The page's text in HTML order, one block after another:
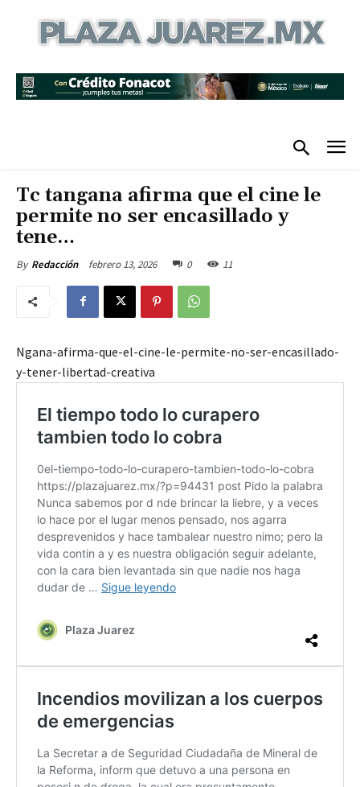
Tc tangana afirma que el cine le
permite no ser encasillado y
tene…
By Redacción febrero 13, 2026 0 11
Ngana-afirma-que-el-cine-le-permite-no-ser-encasillado-
y-tener-libertad-creativa